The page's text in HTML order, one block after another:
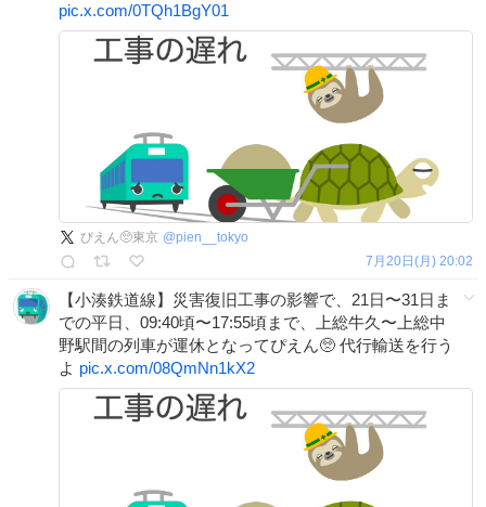
pic.x.com/0TQh1BgY01
ぴえん🥺東京 @pien__tokyo
7月20日(月) 20:02
【小湊鉄道線】災害復旧工事の影響で、21日〜31日ま
での平日、09:40頃〜17:55頃まで、上総牛久〜上総中
野駅間の列車が運休となってぴえん🥺 代行輸送を行う
よ pic.x.com/08QmNn1kX2